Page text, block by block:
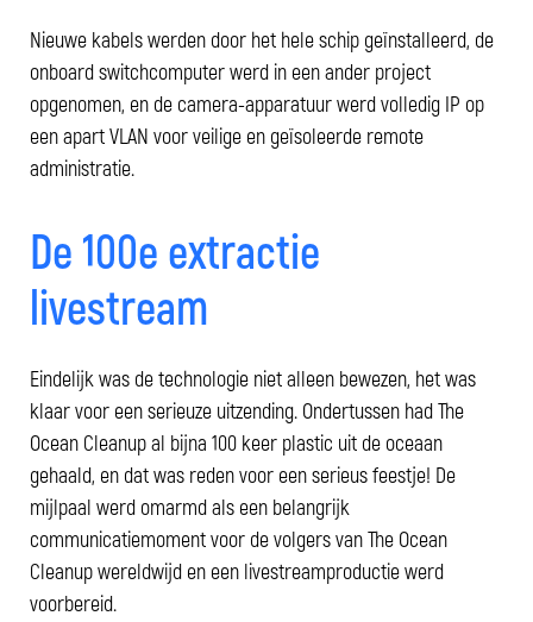
Nieuwe kabels werden door het hele schip geïnstalleerd, de
onboard switchcomputer werd in een ander project
opgenomen, en de camera-apparatuur werd volledig IP op
een apart VLAN voor veilige en geïsoleerde remote
administratie.
De 100e extractie
livestream
Eindelijk was de technologie niet alleen bewezen, het was
klaar voor een serieuze uitzending. Ondertussen had The
Ocean Cleanup al bijna 100 keer plastic uit de oceaan
gehaald, en dat was reden voor een serieus feestje! De
mijlpaal werd omarmd als een belangrijk
communicatiemoment voor de volgers van The Ocean
Cleanup wereldwijd en een livestreamproductie werd
voorbereid.